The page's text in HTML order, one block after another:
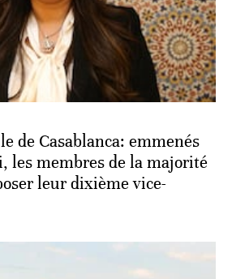
de Casablanca: emmenés
les membres de la majorité
leur dixième vice-